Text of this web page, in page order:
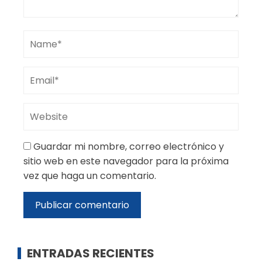
Guardar mi nombre, correo electrónico y
sitio web en este navegador para la próxima
vez que haga un comentario.
ENTRADAS RECIENTES